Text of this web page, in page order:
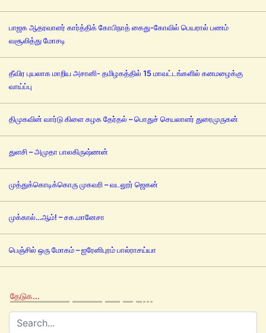
பாஜக ஆதரவாளர் கார்த்திக் கோபிநாத் கைது-கோவில் பெயரால் பணம்
வசூலித்து மோசடி
தீவிர புயலாக மாறிய அசானி- தமிழகத்தில் 15 மாவட்டங்களில் கனமழைக்கு
வாய்ப்பு
திமுகவின் வார்டு கிளை கழக தேர்தல் – பொதுச் செயலாளர் துரைமுருகன்
துளசி – அமுதா பாலகிருஷ்ணன்
முத்துக்கொடிக்கொரு முகவரி – வடலூர் ஜெகன்
முக்கால்…ஆம்! – சக.மானேசா
பெஞ்சில் ஒரு மோகம் – ஐரேனிபுரம் பால்ராசய்யா
தேடுக…